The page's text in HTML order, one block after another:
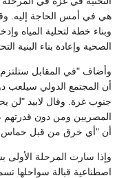
هي في أمس الحاجة إليه.
وبناء خطة لتحلية المياه
الصحية وإعادة بناء البنية
وأضاف "في المقابل ستلتزم
أن المجتمع الدولي سيلعب
جنوب غزة. وقال لابيد "لن
المصريين ومن دون قدرتهم
أن "أي خرق من قبل حماس
وإذا سارت المرحلة الأولى
اصطناعية قبالة سواحلها